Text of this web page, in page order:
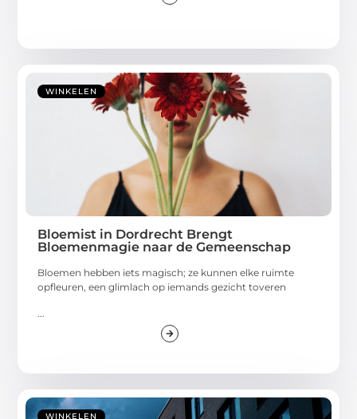
WINKELEN
Bloemist in Dordrecht Brengt
Bloemenmagie naar de Gemeenschap
Bloemen hebben iets magisch; ze kunnen elke ruimte
opfleuren, een glimlach op iemands gezicht toveren
WINKELEN